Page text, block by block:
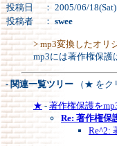
投稿日
： 2005/06/
投稿者
： swee
> mp3変換したオリ
mp3には著作権保護
- 関連一覧ツリー （★ をク
★ - 著作権保護を
Re: 著作権保
Re^2: